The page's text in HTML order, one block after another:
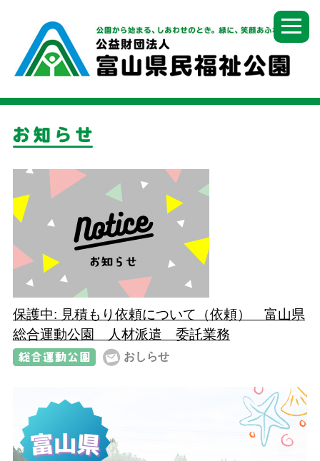
保護中: 見積もり依頼について（依頼） 富山県
総合運動公園 人材派遣 委託業務
おしらせ